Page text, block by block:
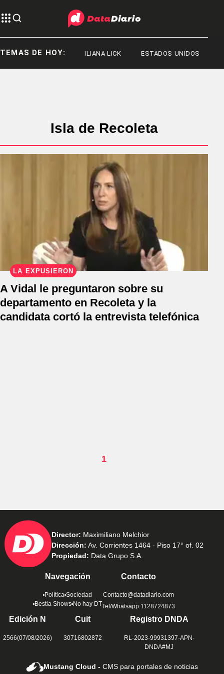
TEMAS DE HOY: ILIANA LICK ESTADOS UNIDOS
Isla de Recoleta
LA EXPUSIERON
A Vidal le preguntaron sobre su
departamento en Recoleta y la
candidata cortó la entrevista telefónica
1
Director: Maximiliano Melchior
Dirección: Av. Corrientes 1464 - Piso 17° of. 02
Propiedad: Data Grupo S.A.
Navegación
Política Sociedad
Bestia Shows No hay DT
Contacto
Contacto@datadiario.com
Tel/Whatsapp:1128724873
Edición N
2566(07/08/2026)
Cuit
30716802872
Registro DNDA
RL-2023-99931397-APN-
DNDA#MJ
Mustang Cloud -CMS para portales de noticias